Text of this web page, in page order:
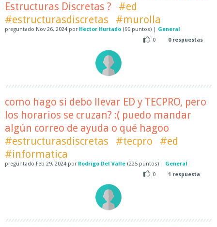
Estructuras Discretas ?
#ed
#estructurasdiscretas
#murolla
preguntado Nov 26, 2024 por Hector Hurtado (90 puntos) | General
0
0respuestas
como hago si debo llevar ED y TECPRO, pero
los horarios se cruzan? :( puedo mandar
algún correo de ayuda o qué hagoo
#estructurasdiscretas
#tecpro
#ed
#informatica
preguntado Feb 29, 2024 por Rodrigo Del Valle (225 puntos) | General
0
1 respuesta